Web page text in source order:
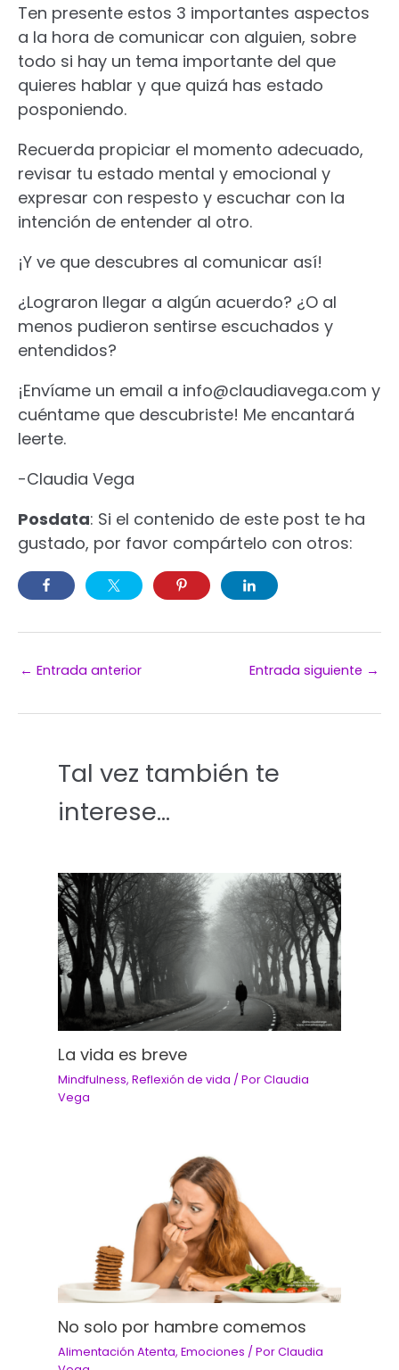
Ten presente estos 3 importantes aspectos
a la hora de comunicar con alguien, sobre
todo si hay un tema importante del que
quieres hablar y que quizá has estado
posponiendo.
Recuerda propiciar el momento adecuado,
revisar tu estado mental y emocional y
expresar con respesto y escuchar con la
intención de entender al otro.
¡Y ve que descubres al comunicar así!
¿Lograron llegar a algún acuerdo? ¿O al
menos pudieron sentirse escuchados y
entendidos?
¡Envíame un email a info@claudiavega.com y
cuéntame que descubriste! Me encantará
leerte.
-Claudia Vega
Posdata: Si el contenido de este post te ha
gustado, por favor compártelo con otros:
← Entrada anterior Entrada siguiente →
Tal vez también te
interese...
La vida es breve
Mindfulness, Reflexión de vida / PorClaudia
Vega
No solo por hambre comemos
Alimentación Atenta, Emociones / PorClaudia